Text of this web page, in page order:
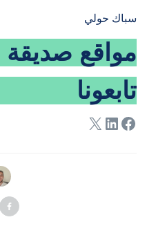
سباك حولي
مواقع صديقة
تابعونا
فيسبوك
لينكد إن إكس